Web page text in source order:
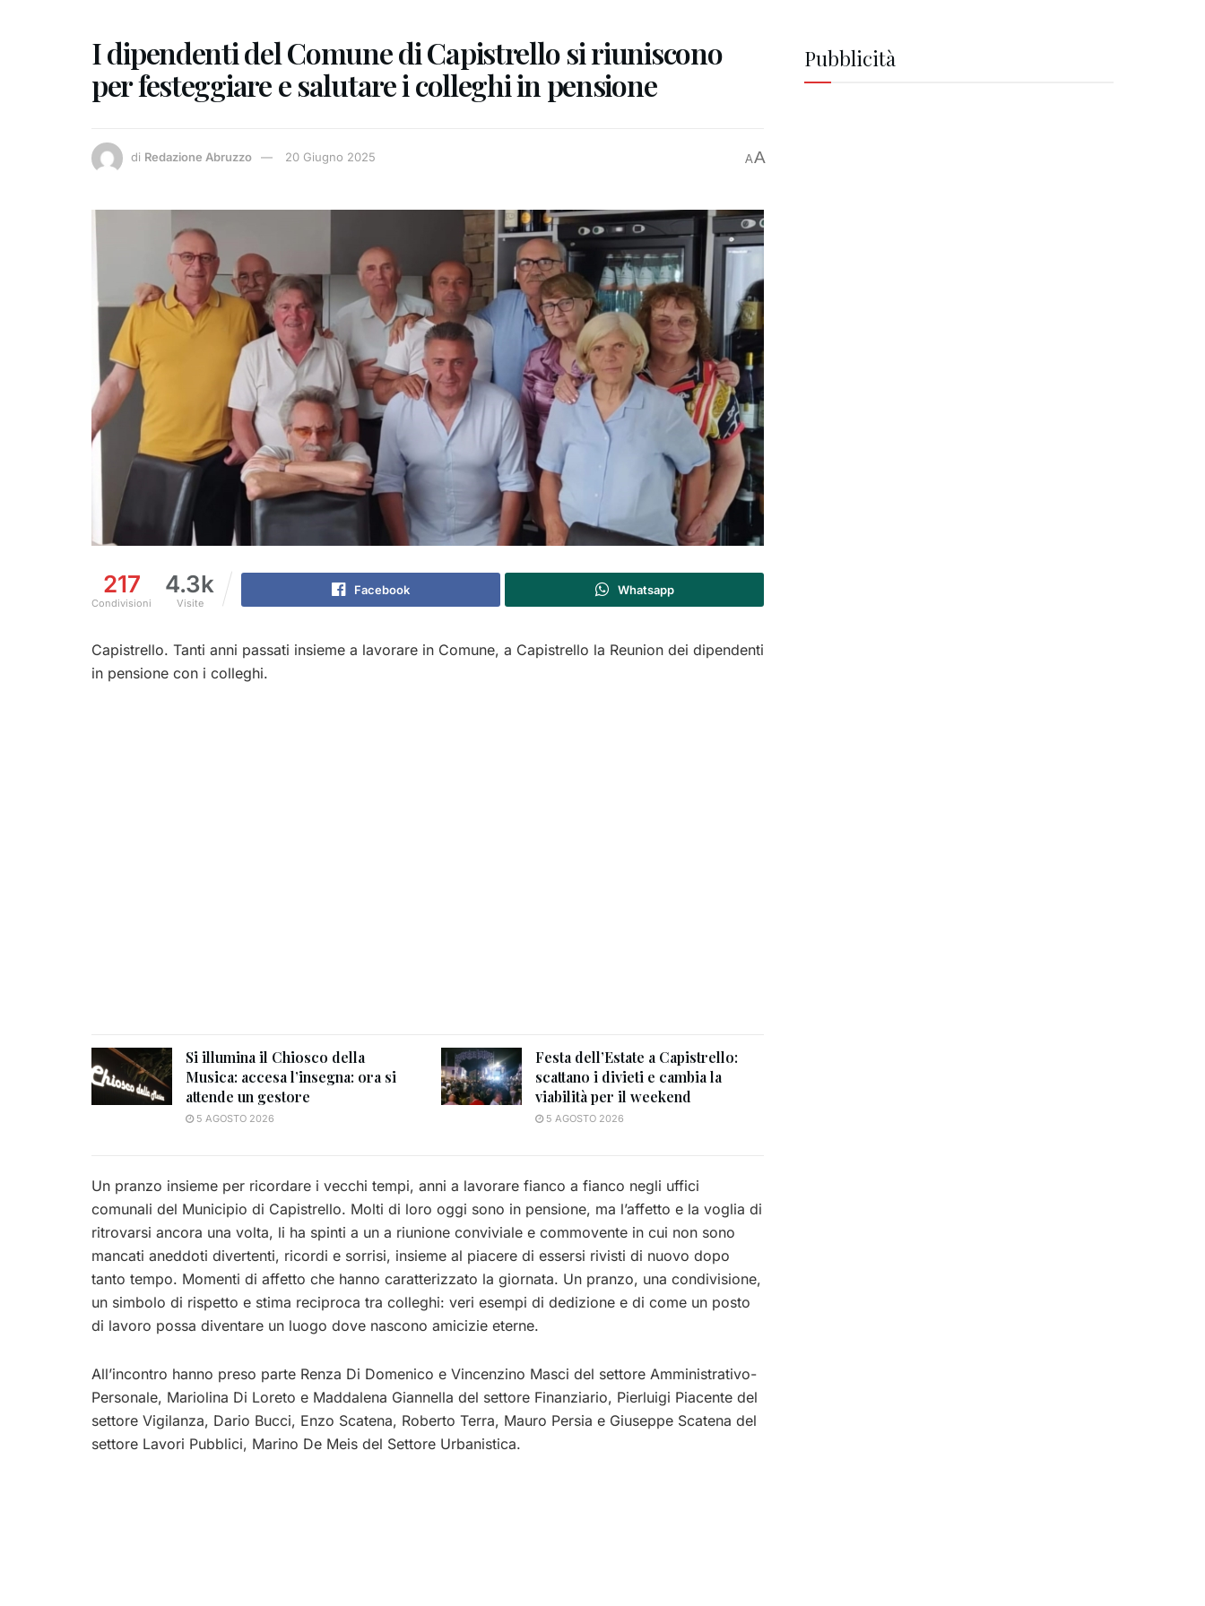
I dipendenti del Comune di Capistrello si riuniscono
per festeggiare e salutare i colleghi in pensione
di Redazione Abruzzo 20 Giugno 2025 AA
217
Condivisioni
4.3k
Visite
Facebook Whatsapp
Capistrello. Tanti anni passati insieme a lavorare in Comune, a Capistrello la Reunion dei dipendenti
in pensione con i colleghi.
Si illumina il Chiosco della
Musica: accesa l’insegna: ora si
attende un gestore
5 AGOSTO 2026
Festa dell’Estate a Capistrello:
scattano i divieti e cambia la
viabilità per il weekend
5 AGOSTO 2026
Un pranzo insieme per ricordare i vecchi tempi, anni a lavorare fianco a fianco negli uffici
comunali del Municipio di Capistrello. Molti di loro oggi sono in pensione, ma l’affetto e la voglia di
ritrovarsi ancora una volta, li ha spinti a un a riunione conviviale e commovente in cui non sono
mancati aneddoti divertenti, ricordi e sorrisi, insieme al piacere di essersi rivisti di nuovo dopo
tanto tempo. Momenti di affetto che hanno caratterizzato la giornata. Un pranzo, una condivisione,
un simbolo di rispetto e stima reciproca tra colleghi: veri esempi di dedizione e di come un posto
di lavoro possa diventare un luogo dove nascono amicizie eterne.
All’incontro hanno preso parte Renza Di Domenico e Vincenzino Masci del settore Amministrativo-
Personale, Mariolina Di Loreto e Maddalena Giannella del settore Finanziario, Pierluigi Piacente del
settore Vigilanza, Dario Bucci, Enzo Scatena, Roberto Terra, Mauro Persia e Giuseppe Scatena del
settore Lavori Pubblici, Marino De Meis del Settore Urbanistica.
Pubblicità